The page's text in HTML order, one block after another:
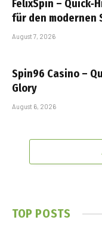
FelixSpin –
für den modernen
August 7, 2026
Spin96 Casino –
Glory
August 6, 2026
TOP POSTS